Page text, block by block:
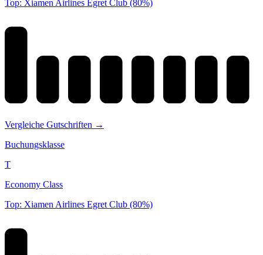
Top: Xiamen Airlines Egret Club (80%)
Vergleiche Gutschriften →
Buchungsklasse
T
Economy Class
Top: Xiamen Airlines Egret Club (80%)